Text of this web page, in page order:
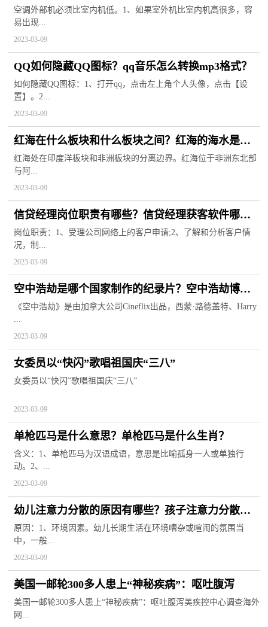
么回事？
空调外部机必须比室内机低。1、如果室外机比室内机高很多，容
易出现...
2023-03-09
QQ如何隐藏QQ图标？qq音乐怎么转换mp3格式？
如何隐藏QQ图标：1、打开qq，点击左上角个人头像，点击【设
置】。2...
2023-03-09
红海在什么板块和什么板块之间？红海的海水是什
么颜色的？
红海处在印度洋板块和非洲板块的分离边界。红海位于非洲东北部
与阿...
2023-03-09
信贷经理岗位职责有哪些？信贷经理获客软件哪个
好用？
岗位职责：1、受理公司网络上的客户申请;2、了解和分析客户情
况，制...
2023-03-09
空中浩劫是哪个国家制作的纪录片？空中浩劫博南
是哪一集？
《空中浩劫》是由加拿大公司Cineflix出品，西蒙·路德盖特、Harry
...
2023-03-09
女委员以“快闪”歌唱祖国庆“三八”
女委员以“快闪”歌唱祖国庆“三八”
2023-03-09
单枪匹马是什么意思？单枪匹马是什么生肖？
含义：1、单枪匹马为汉语成语，意思是比喻孤身一人或单独行
动。2、...
2023-03-09
幼儿注意力分散的原因有哪些？孩子注意力分散怎
么解决？
原因：1、环境因素。幼儿长期生活在环境嘈杂或喧闹的氛围当
中，一般...
2023-03-09
美国一邮轮300多人患上“神秘疾病”：呕吐腹泻
美国一邮轮300多人患上“神秘疾病”：呕吐腹泻美疾控中心调查海外
网...